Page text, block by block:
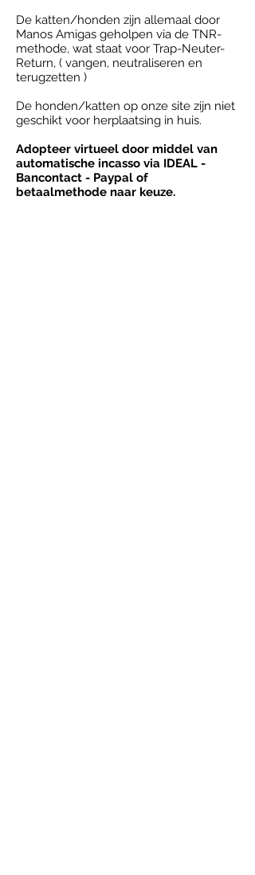
De katten/honden zijn allemaal door
Manos Amigas geholpen via de TNR-
methode, wat staat voor Trap-Neuter-
Return, ( vangen, neutraliseren en
terugzetten )
De honden/katten op onze site zijn niet
geschikt voor herplaatsing in huis.
Adopteer virtueel door middel van
automatische incasso via IDEAL -
Bancontact - Paypal of
betaalmethode naar keuze.